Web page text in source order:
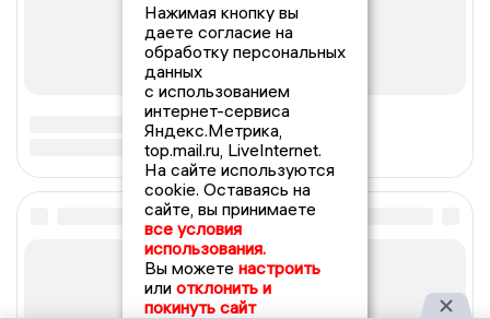
Нажимая кнопку вы
даете согласие на
обработку персональных
данных
с использованием
интернет-сервиса
Яндекс.Метрика,
top.mail.ru, LiveInternet.
На сайте используются
cookie. Оставаясь на
сайте, вы принимаете
все условия
использования.
Вы можете настроить
или отклонить и
покинуть сайт